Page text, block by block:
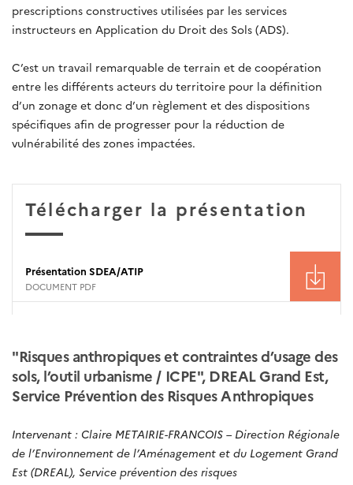
prescriptions constructives utilisées par les services
instructeurs en Application du Droit des Sols (ADS).
C’est un travail remarquable de terrain et de coopération
entre les différents acteurs du territoire pour la définition
d’un zonage et donc d’un règlement et des dispositions
spécifiques afin de progresser pour la réduction de
vulnérabilité des zones impactées.
Télécharger la présentation
Présentation SDEA/ATIP
DOCUMENT PDF
"Risques anthropiques et contraintes d’usage des
sols, l’outil urbanisme / ICPE", DREAL Grand Est,
Service Prévention des Risques Anthropiques
Intervenant : Claire METAIRIE-FRANCOIS – Direction Régionale
de l’Environnement de l’Aménagement et du Logement Grand
Est (DREAL), Service prévention des risques